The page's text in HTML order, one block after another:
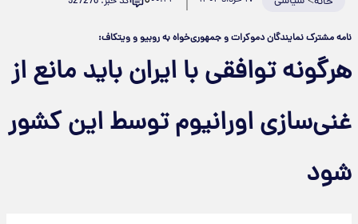
نامه مشترک نمایندگان دموکرات و جمهوری‌خواه به روبیو و ویتکاف:
هرگونه توافقی با ایران باید مانع از
غنی‌سازی اورانیوم توسط این کشور
شود